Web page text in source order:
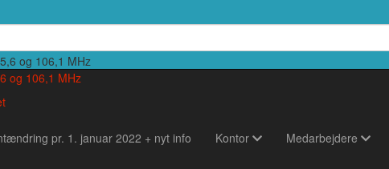
og 106,1 MHz
pr. 1. januar 2022 + nyt info Kontor Medarbejdere